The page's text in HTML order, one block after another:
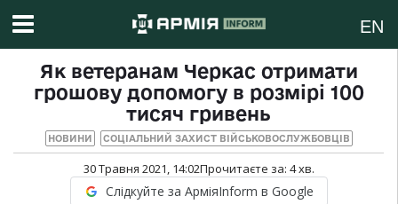
EN
Як ветеранам Черкас отримати
грошову допомогу в розмірі 100
тисяч гривень
НОВИНИ СОЦІАЛЬНИЙ ЗАХИСТ ВІЙСЬКОВОСЛУЖБОВЦІВ
30 Травня 2021, 14:02Прочитаєте за: 4хв.
Слідкуйте за АрміяInform в Google